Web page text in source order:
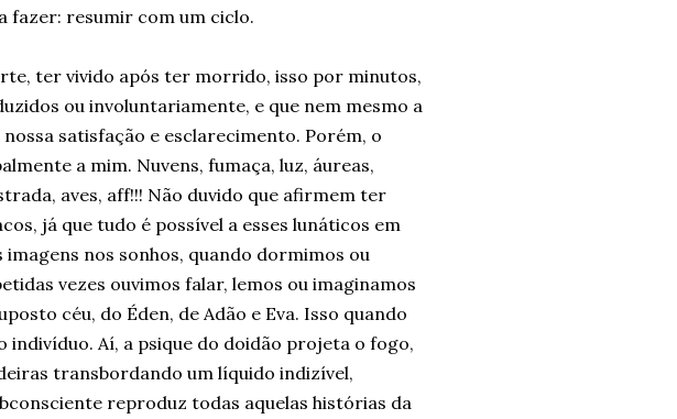
fazer: resumir com um ciclo.
ter vivido após ter morrido, isso por minutos,
ou involuntariamente, e que nem mesmo a
satisfação e esclarecimento. Porém, o
a mim. Nuvens, fumaça, luz, áureas,
aves, aff!!! Não duvido que afirmem ter
já que tudo é possível a esses lunáticos em
nos sonhos, quando dormimos ou
vezes ouvimos falar, lemos ou imaginamos
céu, do Éden, de Adão e Eva. Isso quando
Aí, a psique do doidão projeta o fogo,
transbordando um líquido indizível,
reproduz todas aquelas histórias da